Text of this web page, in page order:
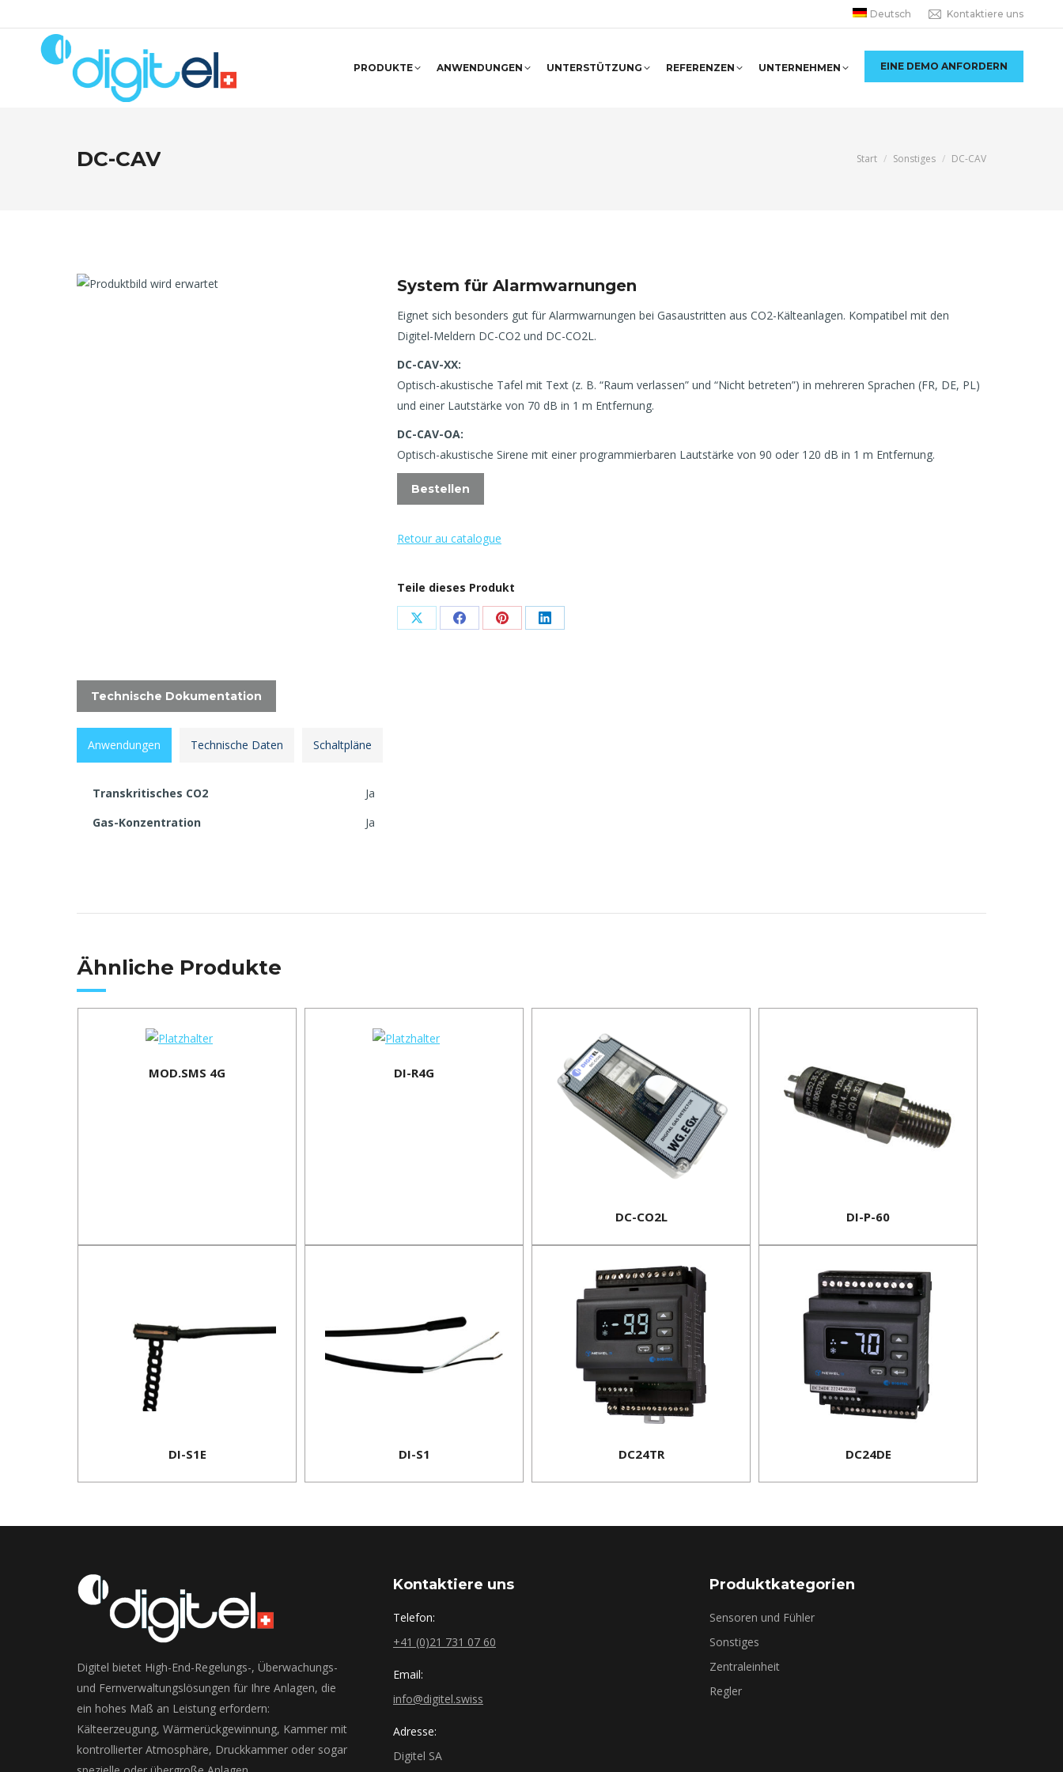
Deutsch Kontaktiere uns
PRODUKTE ANWENDUNGEN UNTERSTÜTZUNG REFERENZEN UNTERNEHMEN EINE DEMO ANFORDERN
DC-CAV Sie befinden sich hier:
Start Sonstiges DC-CAV
System für Alarmwarnungen
Eignet sich besonders gut für Alarmwarnungen bei Gasaustritten aus CO2-Kälteanlagen. Kompatibel mit den
Digitel-Meldern DC-CO2 und DC-CO2L.
DC-CAV-XX:
Optisch-akustische Tafel mit Text (z. B. “Raum verlassen” und “Nicht betreten”) in mehreren Sprachen (FR, DE, PL)
und einer Lautstärke von 70 dB in 1 m Entfernung.
DC-CAV-OA:
Optisch-akustische Sirene mit einer programmierbaren Lautstärke von 90 oder 120 dB in 1 m Entfernung.
Bestellen
Retour au catalogue
Teile dieses Produkt
Share Share Share Share
Technische Dokumentation
Anwendungen Technische Daten Schaltpläne
Transkritisches CO2
Ja
Gas-Konzentration
Ja
Ähnliche Produkte
MOD.SMS 4G DI-R4G
DC-CO2L DI-P-60
DI-S1E DI-S1 DC24TR DC24DE
Digitel bietet High-End-Regelungs-, Überwachungs-
und Fernverwaltungslösungen für Ihre Anlagen, die
ein hohes Maß an Leistung erfordern:
Kälteerzeugung, Wärmerückgewinnung, Kammer mit
kontrollierter Atmosphäre, Druckkammer oder sogar
Kontaktiere uns
Telefon:
+41 (0)21 731 07 60
Email:
info@digitel.swiss
Adresse:
Digitel SA
Produktkategorien
Sensoren und Fühler
Sonstiges
Zentraleinheit
Regler